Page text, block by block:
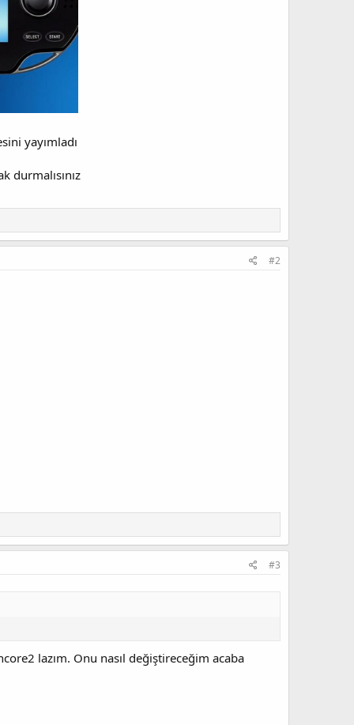
yayımladı
durmalısınız
#2
#3
lazım. Onu nasıl değiştireceğim acaba